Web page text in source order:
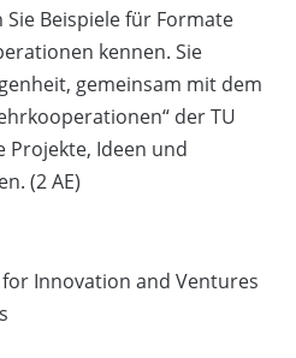
Beispiele für Formate
kennen. Sie
gemeinsam mit dem
der TU
Projekte, Ideen und
(2 AE)
Innovation and Ventures